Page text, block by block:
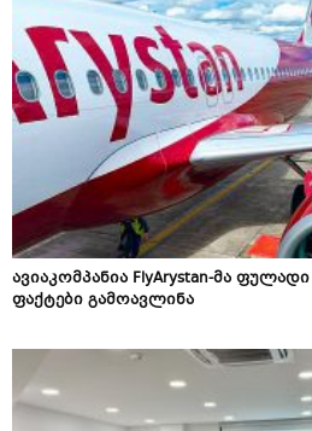
ავიაკომპანია FlyArystan-მა
ფაქტები გამოავლინა